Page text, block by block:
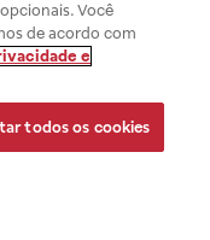
Você
de acordo com
e
todos os cookies